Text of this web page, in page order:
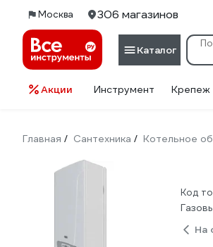
Москва 306 магазинов
Каталог
Акции Инструмент Крепеж
Главная / Сантехника / Котельное
Код
На